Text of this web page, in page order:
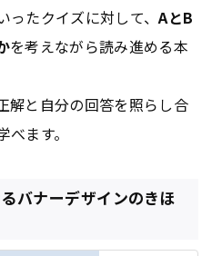
ったクイズに対して、AとB
を考えながら読み進める本
解と自分の回答を照らし合
ます。
バナーデザインのきほ